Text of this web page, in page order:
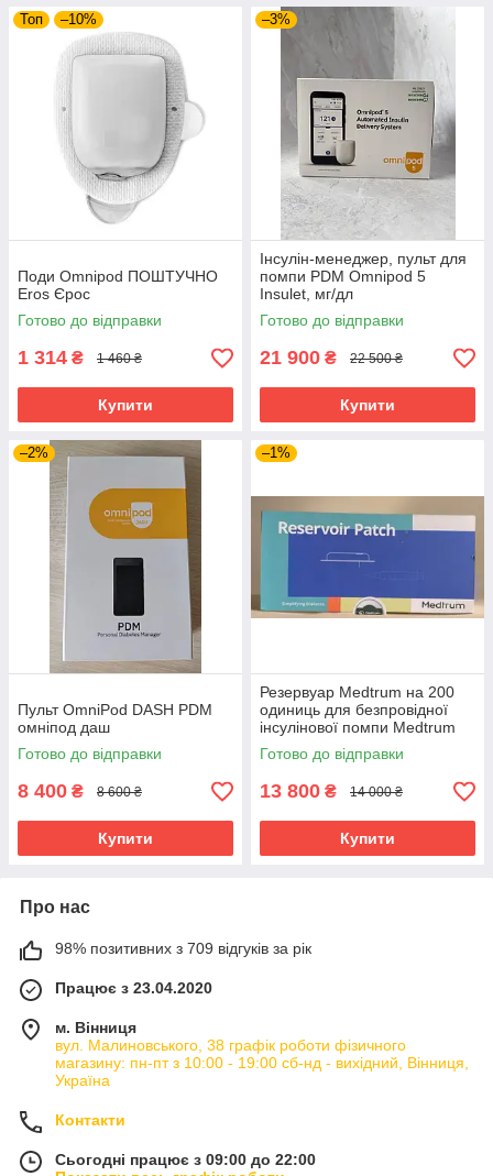
Топ –10%
Поди Omnipod ПОШТУЧНО
Eros Єрос
Готово до відправки
1 314 ₴ 1 460 ₴
Купити
–3%
Інсулін-менеджер, пульт для
помпи PDM Omnipod 5
Insulet, мг/дл
Готово до відправки
21 900 ₴ 22 500 ₴
Купити
–2%
Пульт OmniPod DASH PDM
омніпод даш
Готово до відправки
8 400 ₴ 8 600 ₴
Купити
–1%
Резервуар Medtrum на 200
одиниць для безпровідної
інсулінової помпи Medtrum
TouchCare
Готово до відправки
13 800 ₴ 14 000 ₴
Купити
Про нас
98% позитивних з 709 відгуків за рік
Працює з 23.04.2020
м. Вінниця
вул. Малиновського, 38 графік роботи фізичного
магазину: пн-пт з 10:00 - 19:00 сб-нд - вихідний, Вінниця,
Україна
Контакти
Сьогодні працює з 09:00 до 22:00